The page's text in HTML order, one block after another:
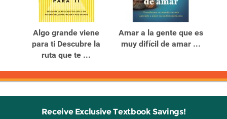
Products
Products
Algo grande viene
para ti Descubre la
ruta que te ...
Amar a la gente que es
muy difícil de amar ...
Receive Exclusive Textbook Savings!